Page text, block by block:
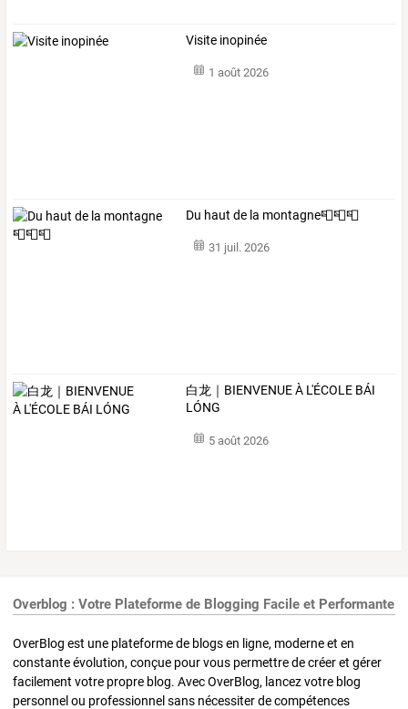
Visite inopinée
1 août 2026
Du haut de la montagne📮📮📮
31 juil. 2026
白龙｜BIENVENUE À L'ÉCOLE BÁI
LÓNG
5 août 2026
Overblog : Votre Plateforme de Blogging Facile et Performante
OverBlog est une plateforme de blogs en ligne, moderne et en
constante évolution, conçue pour vous permettre de créer et gérer
facilement votre propre blog. Avec OverBlog, lancez votre blog
personnel ou professionnel sans nécessiter de compétences